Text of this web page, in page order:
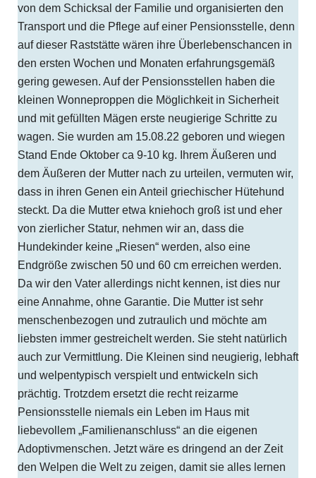
von dem Schicksal der Familie und organisierten den
Transport und die Pflege auf einer Pensionsstelle, denn
auf dieser Raststätte wären ihre Überlebenschancen in
den ersten Wochen und Monaten erfahrungsgemäß
gering gewesen. Auf der Pensionsstellen haben die
kleinen Wonneproppen die Möglichkeit in Sicherheit
und mit gefüllten Mägen erste neugierige Schritte zu
wagen. Sie wurden am 15.08.22 geboren und wiegen
Stand Ende Oktober ca 9-10 kg. Ihrem Äußeren und
dem Äußeren der Mutter nach zu urteilen, vermuten wir,
dass in ihren Genen ein Anteil griechischer Hütehund
steckt. Da die Mutter etwa kniehoch groß ist und eher
von zierlicher Statur, nehmen wir an, dass die
Hundekinder keine „Riesen“ werden, also eine
Endgröße zwischen 50 und 60 cm erreichen werden.
Da wir den Vater allerdings nicht kennen, ist dies nur
eine Annahme, ohne Garantie. Die Mutter ist sehr
menschenbezogen und zutraulich und möchte am
liebsten immer gestreichelt werden. Sie steht natürlich
auch zur Vermittlung. Die Kleinen sind neugierig, lebhaft
und welpentypisch verspielt und entwickeln sich
prächtig. Trotzdem ersetzt die recht reizarme
Pensionsstelle niemals ein Leben im Haus mit
liebevollem „Familienanschluss“ an die eigenen
Adoptivmenschen. Jetzt wäre es dringend an der Zeit
den Welpen die Welt zu zeigen, damit sie alles lernen